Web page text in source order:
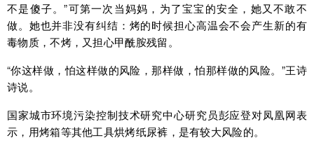
不是傻子。”可第一次当妈妈，为了宝宝的安全，她又不敢不
做。她也并非没有纠结：烤的时候担心高温会不会产生新的有
毒物质，不烤，又担心甲酰胺残留。
“你这样做，怕这样做的风险，那样做，怕那样做的风险。”王诗
诗说。
国家城市环境污染控制技术研究中心研究员彭应登对凤凰网表
示，用烤箱等其他工具烘烤纸尿裤，是有较大风险的。